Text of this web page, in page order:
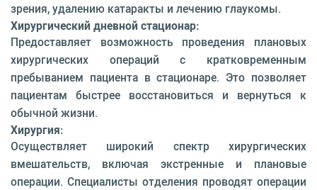
зрения, удалению катаракты и лечению глаукомы.
Хирургический дневной стационар:
Предоставляет возможность проведения плановых
хирургических операций с кратковременным
пребыванием пациента в стационаре. Это позволяет
пациентам быстрее восстановиться и вернуться к
обычной жизни.
Хирургия:
Осуществляет широкий спектр хирургических
вмешательств, включая экстренные и плановые
операции. Специалисты отделения проводят операции